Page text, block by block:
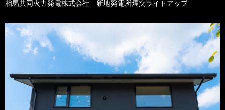
相馬共同火力発電株式会社 新地発電所煙突ライトアップ